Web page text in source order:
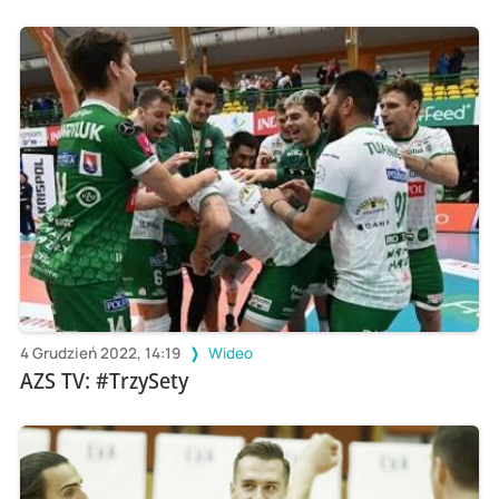
4 Grudzień 2022, 14:19 Wideo
AZS TV: #TrzySety